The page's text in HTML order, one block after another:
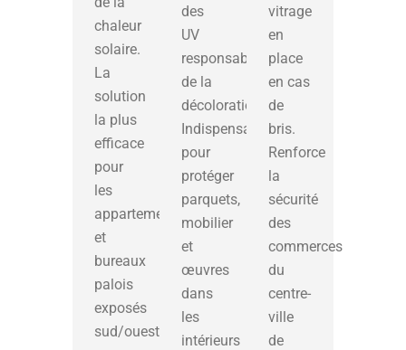
chaleur
solaire.
La
solution
la plus
efficace
pour
les
appartements
et
bureaux
palois
exposés
sud/ouest,
des
UV
responsables
de la
décoloration.
Indispensable
pour
protéger
parquets,
mobilier
et
œuvres
dans
les
intérieurs
vitrage
en
place
en cas
de
bris.
Renforce
la
sécurité
des
commerces
du
centre-
ville
de